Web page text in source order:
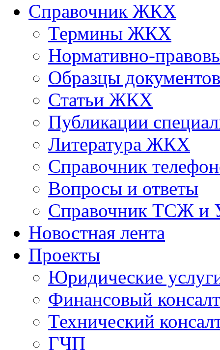
Справочник ЖКХ
Термины ЖКХ
Нормативно-
Образцы документов
Статьи ЖКХ
Публикации
Литература ЖКХ
Справочник
Вопросы и ответы
Справочник ТСЖ и
Новостная лента
Проекты
Юридические
Финансовый
Технический
ГЧП